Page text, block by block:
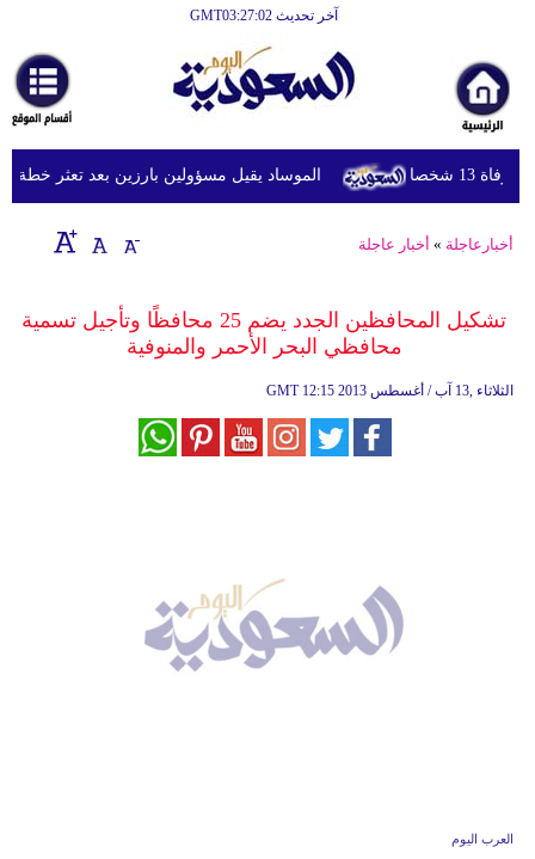
آخر تحديث GMT03:27:02
أخبارعاجلة
رياضة
ثقافة
إقتصاد
وموسيقى
الموساد يقيل مسؤولين بارزين بعد تعثر خطة شخصا
أخبارعاجلة » أخبار عاجلة
تشكيل المحافظين الجدد يضم 25 محافظًا وتأجيل تسمية
محافظي البحر الأحمر والمنوفية
GMT 12:15 2013 الثلاثاء ,13 آب / أغسطس
العرب اليوم